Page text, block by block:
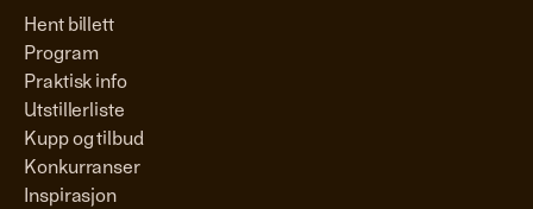
Hent billett
Program
Praktisk info
Utstillerliste
Kupp og tilbud
Konkurranser
Inspirasjon